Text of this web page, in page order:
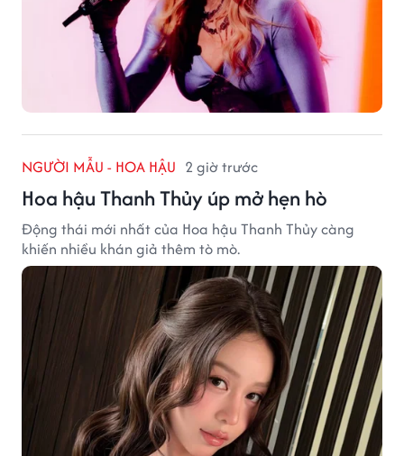
NGƯỜI MẪU - HOA HẬU 2 giờ trước
Hoa hậu Thanh Thủy úp mở hẹn hò
Động thái mới nhất của Hoa hậu Thanh Thủy càng
khiến nhiều khán giả thêm tò mò.